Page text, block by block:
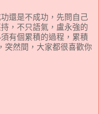
還是不成功，先問自己
，不只語氣，盧永強的
有個累積的過程，累積
突然間，大家都很喜歡你